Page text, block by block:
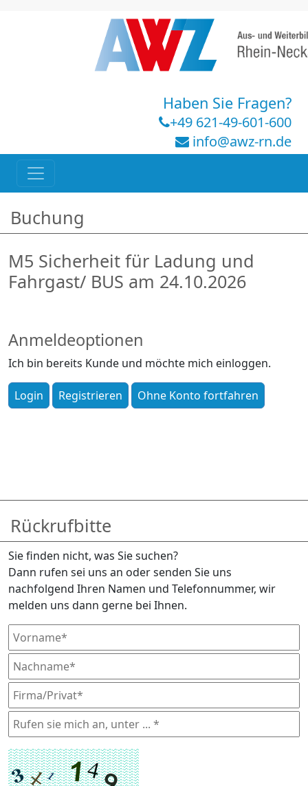
Haben Sie Fragen?
+49 621-49-601-600
info@awz-rn.de
Buchung
M5 Sicherheit für Ladung und
Fahrgast/ BUS am 24.10.2026
Anmeldeoptionen
Ich bin bereits Kunde und möchte mich einloggen.
Rückrufbitte
Sie finden nicht, was Sie suchen?
Dann rufen sei uns an oder senden Sie uns
nachfolgend Ihren Namen und Telefonnummer, wir
melden uns dann gerne bei Ihnen.